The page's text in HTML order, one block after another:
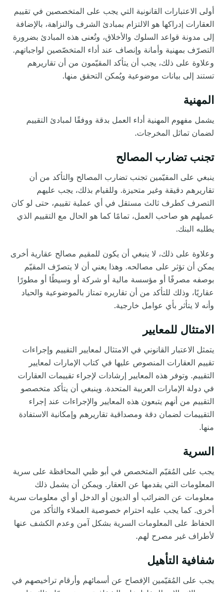
أولى الاعتبارات القانونية التي يجب على المتخصصين في تقييم
العقارات إدراكها هو الالتزام بمبادئ الشرف والنزاهة، بالإضافة
إلى مدونة قواعد السلوك والأخلاق، وتُعنى هذه المبادئ بضرورة
التصرّف بمهنية وأمانة وإنصاف عند أداء المتخصّصين لواجباتهم.
وعلاوة على ذلك، يجب أن يتأكد المقيّمون من أن تقاريرهم
تستند إلى بيانات موضوعية ويُمكن التحقق منها.
المهنية
يشمل مفهوم المهنية أداء العمل بدقة ووفقًا لمبادئ التقييم
لضمان تماثل المخرجات.
تجنب تضارب المصالح
ينبغي على المقيّمين تجنب تضارب المصالح والتأكد من أن
تقاريرهم دقيقة وغير متحيزة. وللقيام بذلك، يجب عليهم
التصرف كطرف ثالث مستقل في أي عملية تقييم، حتى لو كان
عميلهم هو صاحب العمل، تمامًا كما هو الحال مع التقييم الذي
يطلبه البنك.
وعلاوة على ذلك، لا ينبغي أن يكون للمقيم مصالح عقارية أخرى
يمكن أن تؤثر على مصالحه. وهذا يعني أن لا يتصرّف المقيّم
بوصفه مصرفًا أو مؤسسة مالية أو شركة أو وسيطًا أو مطورًا
عقاريًا، وذلك للتأكد من أن تقاريره تمتاز بالموضوعية والحياد
وأنه لا يتأثر بأي عوامل خارجية.
الامتثال للمعايير
يتمثل الاعتبار القانوني في الامتثال لمعايير التقييم وإجراءات
تقييم العقارات المنصوص عليها في كتاب الإمارات لمعايير
التقييم. وتوفر هذه المعايير إرشادات لإجراء تقييمات العقارات
في دولة الإمارات العربية المتحدة. وينبغي أن يتأكد متخصصو
التقييم من أنهم يتبعون هذه المعايير والإجراءات عند إجراء
التقييمات لضمان دقة ومصداقية تقاريرهم وإمكانية الاستفادة
منها.
السرية
يجب على المُقيّم المتخصص في أبو ظبي المحافظة على سرية
المعلومات التي يقدمها عن العقار. ويمكن أن يشمل ذلك
معلومات عن الضرائب أو الديون أو الدخل أو أي معلومات سرية
أخرى. كما يجب عليه احترام خصوصية العملاء والتأكد من
الحفاظ على المعلومات السرية بشكل آمن وعدم الكشف عنها
لأطراف غير مصرح لهم.
شفافية التأهيل
يجب على المُقيّمين الإفصاح عن أسمائهم وأرقام تراخيصهم في